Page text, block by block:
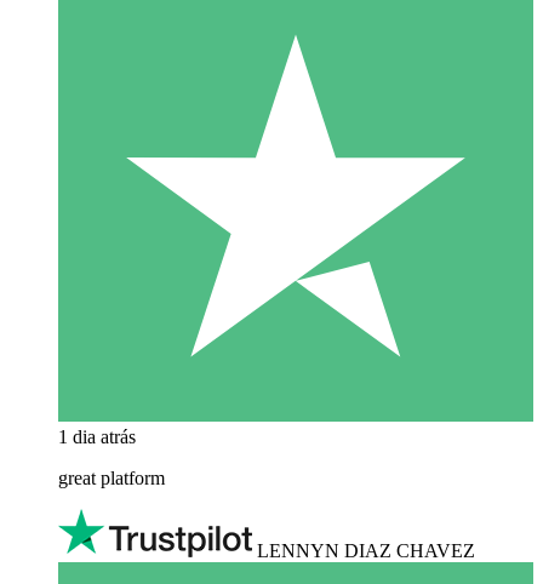
1 dia atrás
great platform
LENNYN DIAZ CHAVEZ